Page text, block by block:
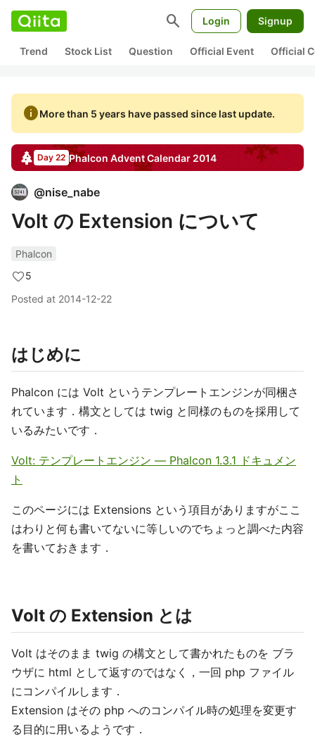
search Login Signup
Trend Stock List Question Official Event Official
infoMore than 5 years have passed since last update.
Day 22 Phalcon Advent Calendar 2014
@nise_nabe
Volt の Extension について
Phalcon
5
Posted at 2014-12-22
はじめに
Phalcon には Volt というテンプレートエンジンが同梱さ
れています．構文としては twig と同様のものを採用して
いるみたいです．
Volt: テンプレートエンジン — Phalcon 1.3.1 ドキュメン
ト
このページには Extensions という項目がありますがここ
はわりと何も書いてないに等しいのでちょっと調べた内容
を書いておきます．
Volt の Extension とは
Volt はそのまま twig の構文として書かれたものを ブラ
ウザに html として返すのではなく，一回 php ファイル
にコンパイルします．
Extension はその php へのコンパイル時の処理を変更す
る目的に用いるようです．